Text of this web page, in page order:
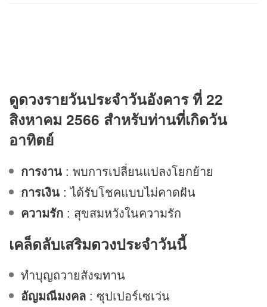
ดูดวงรายวันประจำวันอังคาร ที่ 22
สิงหาคม 2566 สำหรับท่านที่เกิดวัน
อาทิตย์
การงาน : พบการเปลี่ยนแปลงโยกย้าย
การเงิน : ได้รับโชคแบบไม่คาดฝัน
ความรัก : สุขสมหวังในความรัก
เคล็ดลับเสริมดวงประจำวันนี้
ทำบุญถวายสังฆทาน
อัญมณีมงคล : ซุปเปอร์เซเว่น